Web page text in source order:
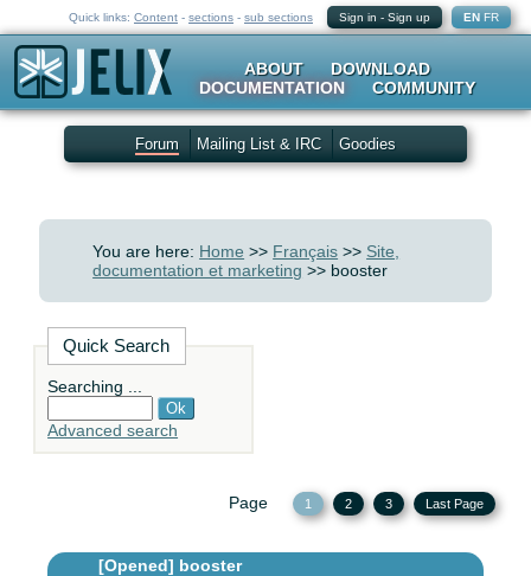
Quick links: Content - sections - sub sections Sign in - Sign up EN FR
ABOUT
DOWNLOAD
DOCUMENTATION
COMMUNITY
Forum Mailing List & IRC Goodies
You are here: Home >> Français >> Site,
documentation et marketing >> booster
Quick Search
Searching ...
Advanced search
Page 1 2 3 Last Page
[Opened] booster